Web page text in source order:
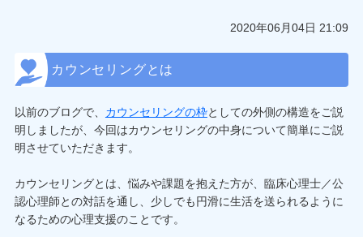
2020年06月04日 21:09
カウンセリングとは
以前のブログで、 カウンセリングの枠としての外側の構造をご説
明しましたが、今回はカウンセリングの中身について簡単にご説
明させていただきます。
カウンセリングとは、悩みや課題を抱えた方が、臨床心理士／公
認心理師との対話を通し、少しでも円滑に生活を送られるように
なるための心理支援のことです。